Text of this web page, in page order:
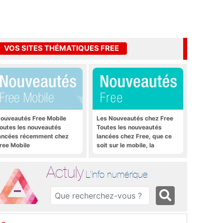
VOS SITES THÉMATIQUES FREE
Free Mobile
les nouveautés
récemment chez
Mobile
Les Nouveautés chez Free
Toutes les nouveautés
lancées chez Free, que ce
soit sur le mobile, la
Actuly L'info numérique